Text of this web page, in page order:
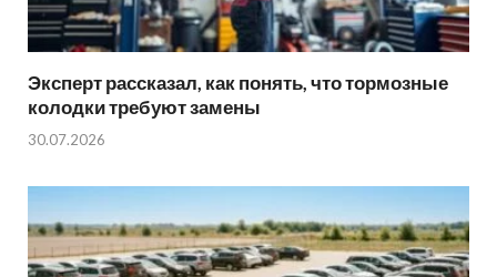
Эксперт рассказал, как понять, что тормозные
колодки требуют замены
30.07.2026